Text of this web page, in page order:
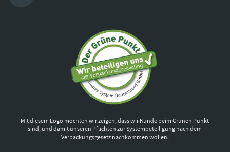
Mit diesem Logo möchten wir zeigen, dass wir Kunde beim Grünen Punkt
sind, und damit unseren Pflichten zur Systembeteiligung nach dem
Verpackungsgesetz nachkommen wollen.